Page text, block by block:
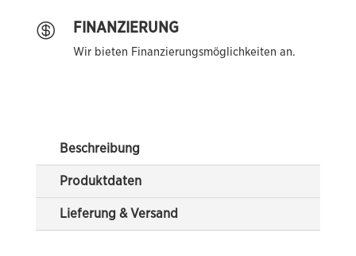
 FINANZIERUNG
Wir bieten Finanzierungsmöglichkeiten an.
Beschreibung
Produktdaten
Lieferung & Versand